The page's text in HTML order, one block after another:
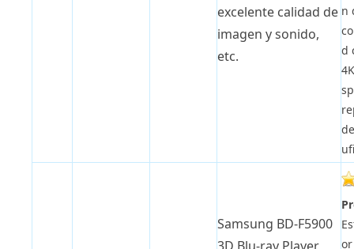
excelente calidad de
imagen y sonido,
etc.
n
d
Samsung BD-F5900